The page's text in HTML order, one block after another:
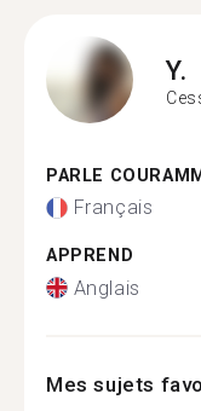
Y.
PARLE
Français
APPREND
Anglais
Mes sujets